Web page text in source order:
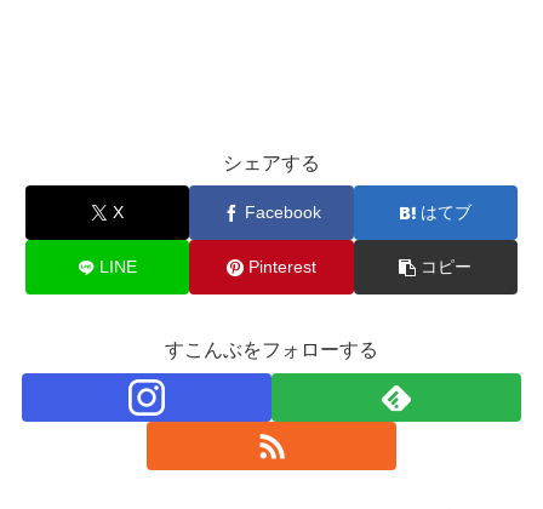
シェアする
X Facebook はてブ
LINE Pinterest コピー
すこんぶをフォローする